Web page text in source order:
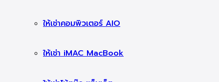
ให้เช่าคอมพิวเตอร์ AIO
ให้เช่า iMAC MacBook